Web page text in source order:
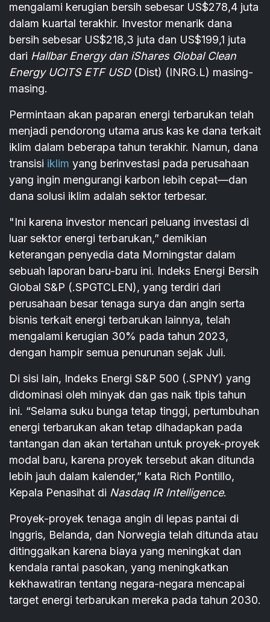
mengalami kerugian bersih sebesar US$278,4 juta
dalam kuartal terakhir. Investor menarik dana
bersih sebesar US$218,3 juta dan US$199,1 juta
dari Hallbar Energy dan iShares Global Clean
Energy UCITS ETF USD(Dist) (INRG.L) masing-
masing.
Permintaan akan paparan energi terbarukan telah
menjadi pendorong utama arus kas ke dana terkait
iklim dalam beberapa tahun terakhir. Namun, dana
transisi iklim yang berinvestasi pada perusahaan
yang ingin mengurangi karbon lebih cepat—dan
dana solusi iklim adalah sektor terbesar.
"Ini karena investor mencari peluang investasi di
luar sektor energi terbarukan,” demikian
keterangan penyedia data Morningstar dalam
sebuah laporan baru-baru ini. Indeks Energi Bersih
Global S&P (.SPGTCLEN), yang terdiri dari
perusahaan besar tenaga surya dan angin serta
bisnis terkait energi terbarukan lainnya, telah
mengalami kerugian 30% pada tahun 2023,
dengan hampir semua penurunan sejak Juli.
Di sisi lain, Indeks Energi S&P 500 (.SPNY) yang
didominasi oleh minyak dan gas naik tipis tahun
ini. “Selama suku bunga tetap tinggi, pertumbuhan
energi terbarukan akan tetap dihadapkan pada
tantangan dan akan tertahan untuk proyek-proyek
modal baru, karena proyek tersebut akan ditunda
lebih jauh dalam kalender,” kata Rich Pontillo,
Kepala Penasihat di Nasdaq IR Intelligence.
Proyek-proyek tenaga angin di lepas pantai di
Inggris, Belanda, dan Norwegia telah ditunda atau
ditinggalkan karena biaya yang meningkat dan
kendala rantai pasokan, yang meningkatkan
kekhawatiran tentang negara-negara mencapai
target energi terbarukan mereka pada tahun 2030.